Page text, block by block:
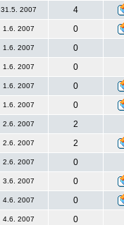
31.5. 2007
4
1.6. 2007
0
1.6. 2007
0
1.6. 2007
0
1.6. 2007
0
1.6. 2007
0
2.6. 2007
2
2.6. 2007
2
2.6. 2007
0
3.6. 2007
0
4.6. 2007
0
4.6. 2007
0